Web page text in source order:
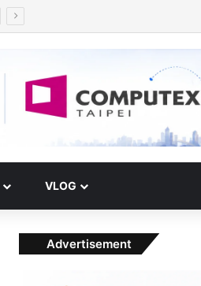
VLOG
Advertisement